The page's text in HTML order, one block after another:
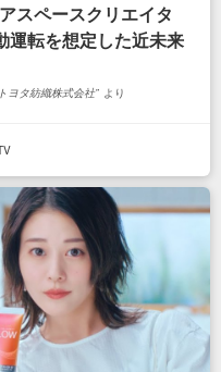
スペースクリエイタ
転を想定した近未来
ヨタ紡織株式会社 より